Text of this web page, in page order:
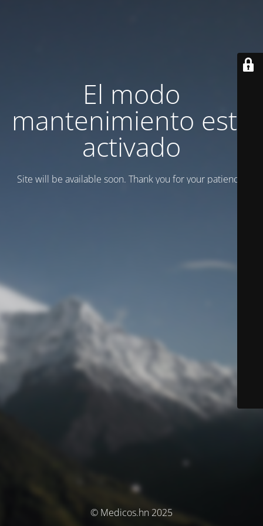
El modo
mantenimiento está
activado
Site will be available soon. Thank you for your patience!
© Medicos.hn 2025